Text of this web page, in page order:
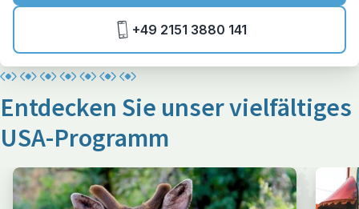
+49 2151 3880 141
Entdecken Sie unser vielfältiges
USA-Programm